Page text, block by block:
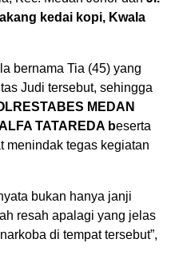
kedai kopi, Kwala
bernama Tia (45) yang
Judi tersebut, sehingga
MEDAN
TATAREDA beserta
menindak tegas kegiatan
bukan hanya janji
resah apalagi yang jelas
di tempat tersebut”,